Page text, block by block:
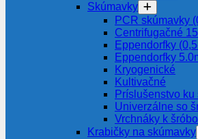
Skúmavky
PCR skúmavky
Centrifugačné
Eppendorfky
Eppendorfky
Kryogenické
Kultivačné
Príslušenstvo
Univerzálne so
Vrchnáky k
Krabičky na skúmavky